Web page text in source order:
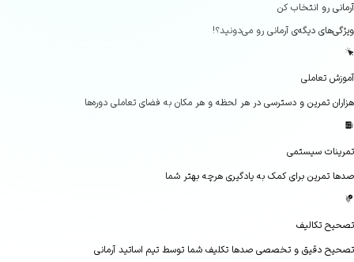
رو انتخاب کن
دیگه‌ی آرمانی رو می‌دونید؟!
تعاملی
تمرین و دسترسی در هر لحظه و هر مکان به فضای تعاملی دوره‌ها
سیستمی
تمرین برای کمک به یادگیری هرچه بهتر شما
تکالیف
دقیق و تخصصی صدها تکلیف شما توسط تیم اساتید آرمانی